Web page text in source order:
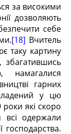
за високими
дозволяють
себе
[18] Вчитель
таку картину
збагатившись
намагалися
гарних
у цю
які скоро
одержали
господарства.